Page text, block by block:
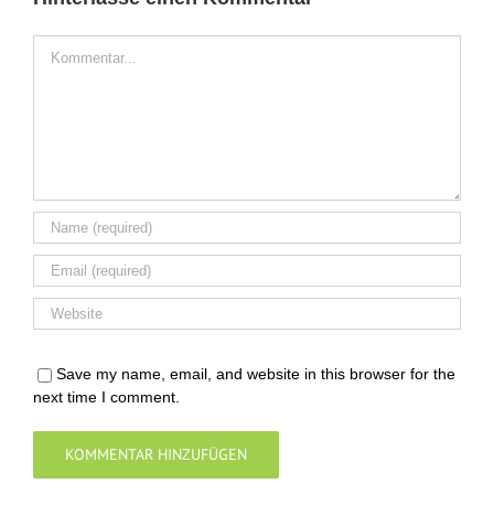
Save my name, email, and website in this browser for the
next time I comment.